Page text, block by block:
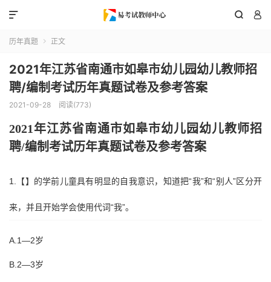
 

历年真题  正文
2021年江苏省南通市如皋市幼儿园幼儿教师招
聘/编制考试历年真题试卷及参考答案
2021-09-28 阅读(773)
2021 年江苏省南通市如皋市幼儿园幼儿教师招
聘/编制考试历年真题试卷及参考答案
1.【】的学前儿童具有明显的自我意识，知道把“我”和“别人”区分开
来，并且开始学会使用代词“我”。
A.1—2岁
B.2—3岁